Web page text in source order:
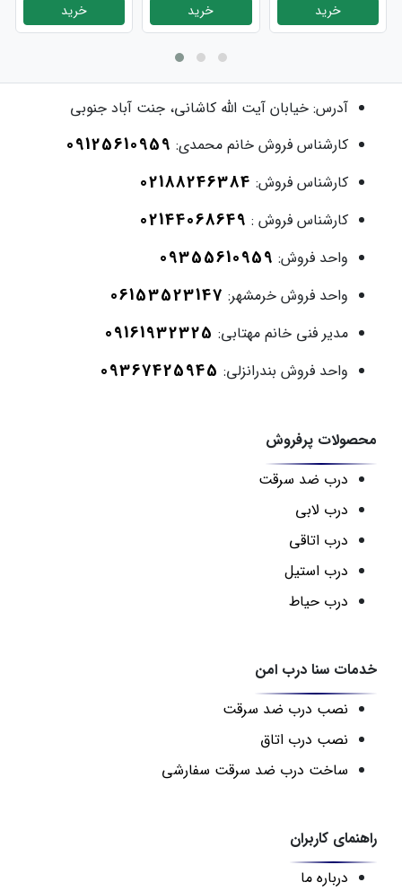
خرید خرید خرید
آدرس: خیابان آیت الله کاشانی، جنت آباد جنوبی
کارشناس فروش خانم محمدی: 09125610959
کارشناس فروش: 02188246384
کارشناس فروش : 02144068649
واحد فروش: 09355610959
واحد فروش خرمشهر: 06153523147
مدیر فنی خانم مهتابی: 09161932325
واحد فروش بندرانزلی: 09367425945
محصولات پرفروش
درب ضد سرقت
درب لابی
درب اتاقی
درب استیل
درب حیاط
خدمات سنا درب امن
نصب درب ضد سرقت
نصب درب اتاق
ساخت درب ضد سرقت سفارشی
راهنمای کاربران
درباره ما